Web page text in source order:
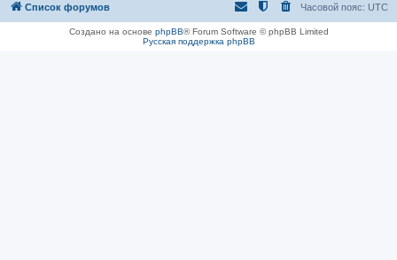
Список форумов Часовой пояс: UTC
Создано на основе phpBB® Forum Software © phpBB Limited
Русская поддержка phpBB